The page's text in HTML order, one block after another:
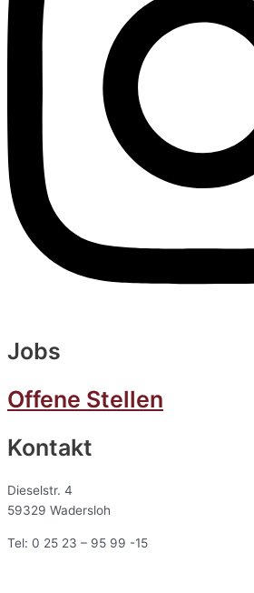
Jobs
Offene Stellen
Kontakt
Dieselstr. 4
59329 Wadersloh
Tel: 0 25 23 – 95 99 -15